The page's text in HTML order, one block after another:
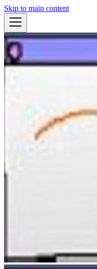
Skip to main content